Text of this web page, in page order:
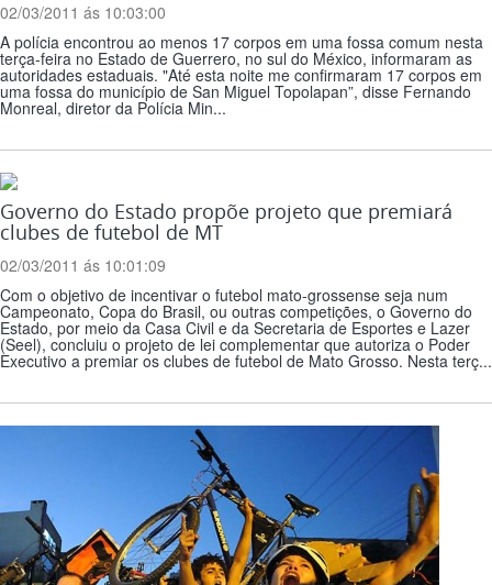
02/03/2011 ás 10:03:00
A polícia encontrou ao menos 17 corpos em uma fossa comum nesta
terça-feira no Estado de Guerrero, no sul do México, informaram as
autoridades estaduais. "Até esta noite me confirmaram 17 corpos em
uma fossa do município de San Miguel Topolapan”, disse Fernando
Monreal, diretor da Polícia Min...
Governo do Estado propõe projeto que premiará
clubes de futebol de MT
02/03/2011 ás 10:01:09
Com o objetivo de incentivar o futebol mato-grossense seja num
Campeonato, Copa do Brasil, ou outras competições, o Governo do
Estado, por meio da Casa Civil e da Secretaria de Esportes e Lazer
(Seel), concluiu o projeto de lei complementar que autoriza o Poder
Executivo a premiar os clubes de futebol de Mato Grosso. Nesta terç...